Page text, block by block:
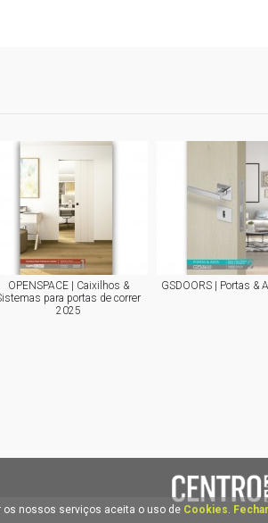
OPENSPACE | Caixilhos &
para portas de correr
2025
GSDOORS | Portas &
nossos serviços aceita o uso de Cookies.